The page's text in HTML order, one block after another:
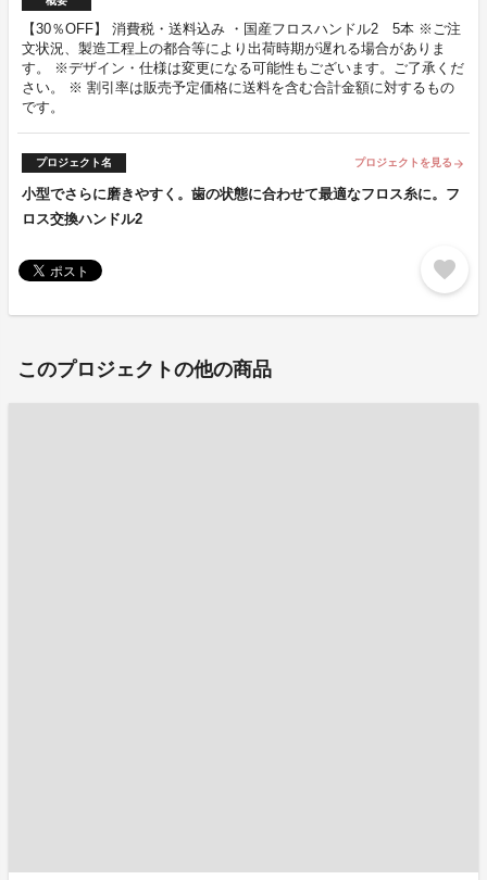
【30％OFF】 消費税・送料込み ・国産フロスハンドル2 5本 ※ご注
文状況、製造工程上の都合等により出荷時期が遅れる場合がありま
す。 ※デザイン・仕様は変更になる可能性もございます。ご了承くだ
さい。 ※ 割引率は販売予定価格に送料を含む合計金額に対するもの
です。
プロジェクト名 プロジェクトを見る arrow_forward
小型でさらに磨きやすく。歯の状態に合わせて最適なフロス糸に。フ
ロス交換ハンドル2
favorite
このプロジェクトの他の商品